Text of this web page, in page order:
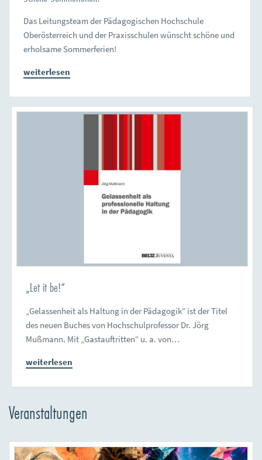
Das Leitungsteam der Pädagogischen Hochschule
Oberösterreich und der Praxisschulen wünscht schöne und
erholsame Sommerferien!
weiterlesen
„Let it be!“
„Gelassenheit als Haltung in der Pädagogik“ ist der Titel
des neuen Buches von Hochschulprofessor Dr. Jörg
Mußmann. Mit „Gastauftritten“ u. a. von…
weiterlesen
Veranstaltungen